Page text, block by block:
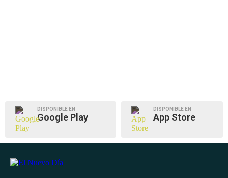
DISPONIBLE EN
Google Play
DISPONIBLE EN
App Store